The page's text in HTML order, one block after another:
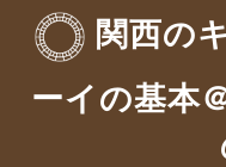
関西の
ーイの基本